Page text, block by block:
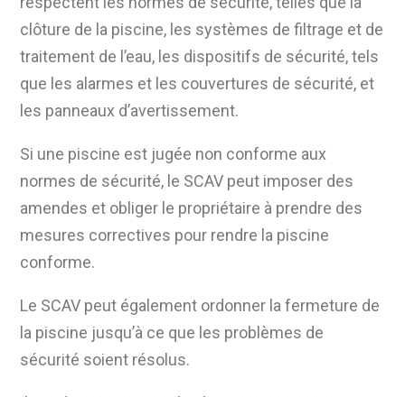
clôture de la piscine, les systèmes de filtrage et de
traitement de l’eau, les dispositifs de sécurité, tels
que les alarmes et les couvertures de sécurité, et
les panneaux d’avertissement.
Si une piscine est jugée non conforme aux
normes de sécurité, le SCAV peut imposer des
amendes et obliger le propriétaire à prendre des
mesures correctives pour rendre la piscine
conforme.
Le SCAV peut également ordonner la fermeture de
la piscine jusqu’à ce que les problèmes de
sécurité soient résolus.